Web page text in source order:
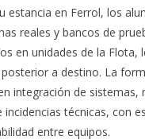
estancia en Ferrol, los
reales y bancos de
en unidades de la Flota,
a destino. La
integración de sistemas,
incidencias técnicas, con
entre equipos.